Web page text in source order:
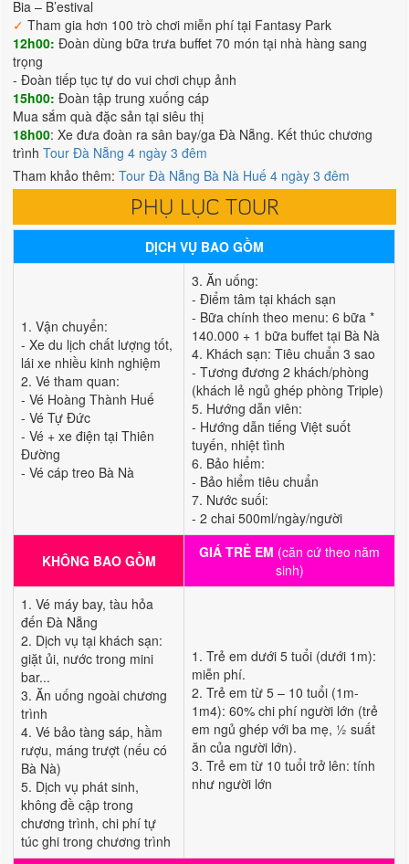
Bia – B’estival
✓ Tham gia hơn 100 trò chơi miễn phí tại Fantasy Park
12h00: Đoàn dùng bữa trưa buffet 70 món tại nhà hàng sang
trọng
- Đoàn tiếp tục tự do vui chơi chụp ảnh
15h00: Đoàn tập trung xuống cáp
Mua sắm quà đặc sản tại siêu thị
18h00: Xe đưa đoàn ra sân bay/ga Đà Nẵng. Kết thúc chương
trìnhTour Đà Nẵng 4 ngày 3 đêm
Tham khảo thêm:Tour Đà Nẵng Bà Nà Huế 4 ngày 3 đêm
PHỤ LỤC TOUR
DỊCH VỤ BAO GỒM
1. Vận chuyển:
- Xe du lịch chất lượng tốt,
lái xe nhiều kinh nghiệm
2. Vé tham quan:
- Vé Hoàng Thành Huế
- Vé Tự Đức
- Vé + xe điện tại Thiên
Đường
- Vé cáp treo Bà Nà
3. Ăn uống:
- Điểm tâm tại khách sạn
- Bữa chính theo menu: 6 bữa *
140.000 + 1 bữa buffet tại Bà Nà
4. Khách sạn: Tiêu chuẩn 3 sao
- Tương đương 2 khách/phòng
(khách lẻ ngủ ghép phòng Triple)
5. Hướng dẫn viên:
- Hướng dẫn tiếng Việt suốt
tuyến, nhiệt tình
6. Bảo hiểm:
- Bảo hiểm tiêu chuẩn
7. Nước suối:
- 2 chai 500ml/ngày/người
KHÔNG BAO GỒM GIÁ TRẺ EM (căn cứ theo năm
sinh)
1. Vé máy bay, tàu hỏa
đến Đà Nẵng
2. Dịch vụ tại khách sạn:
giặt ủi, nước trong mini
bar...
3. Ăn uống ngoài chương
trình
4. Vé bảo tàng sáp, hầm
rượu, máng trượt (nếu có
Bà Nà)
5. Dịch vụ phát sinh,
không đề cập trong
chương trình, chi phí tự
túc ghi trong chương trình
1. Trẻ em dưới 5 tuổi (dưới 1m):
miễn phí.
2. Trẻ em từ 5 – 10 tuổi (1m-
1m4): 60% chi phí người lớn (trẻ
em ngủ ghép với ba mẹ, ½ suất
ăn của người lớn).
3. Trẻ em từ 10 tuổi trở lên: tính
như người lớn